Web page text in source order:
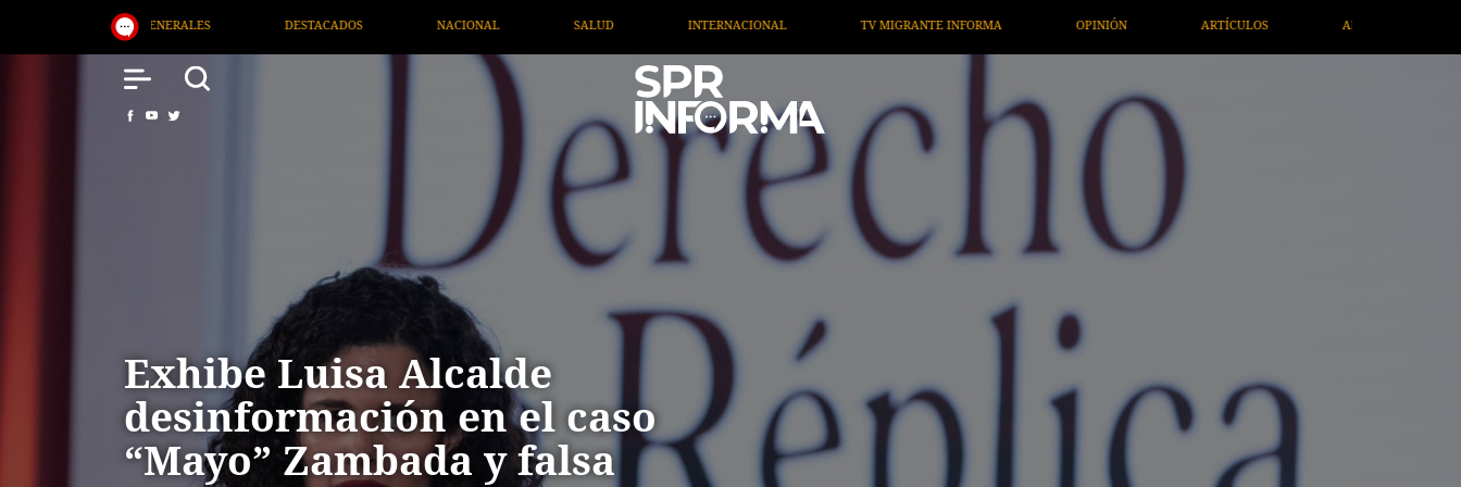
DESTACADOS NACIONAL SALUD INTERNACIONAL TV MIGRANTE INFORMA OPINIÓN ARTÍCULOS ARTE / ENTRETENIMIENTO ECONOMÍA /
Exhibe Luisa Alcalde
desinformación en el caso
“Mayo” Zambada y falsa